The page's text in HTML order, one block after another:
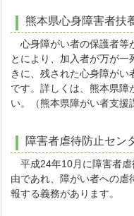
熊本県心身障害者扶
心身障がい者の保護者等
とにより、加入者が万が一
きに、残された心身障が
です。詳しくは、熊本県障
い。（熊本県障がい者支
障害者虐待防止セン
平成24年10月に障害者虐
由であれ、障がい者への虐
報する義務があります。